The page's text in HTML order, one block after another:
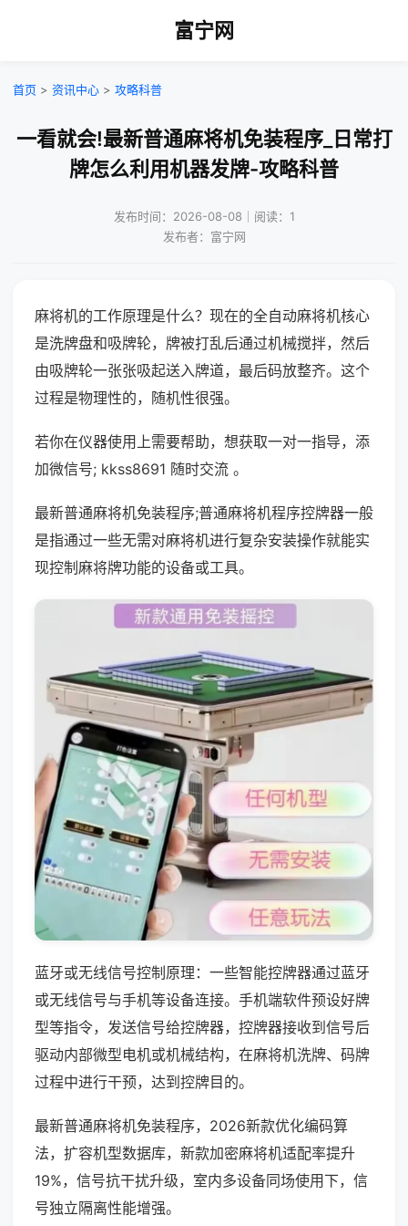
富宁网
首页 > 资讯中心 > 攻略科普
一看就会!最新普通麻将机免装程序_日常打
牌怎么利用机器发牌-攻略科普
发布时间：2026-08-08｜阅读：1
发布者：富宁网
麻将机的工作原理是什么？现在的全自动麻将机核心
是洗牌盘和吸牌轮，牌被打乱后通过机械搅拌，然后
由吸牌轮一张张吸起送入牌道，最后码放整齐。这个
过程是物理性的，随机性很强。
若你在仪器使用上需要帮助，想获取一对一指导，添
加微信号; kkss8691 随时交流 。
最新普通麻将机免装程序;普通麻将机程序控牌器一般
是指通过一些无需对麻将机进行复杂安装操作就能实
现控制麻将牌功能的设备或工具。
蓝牙或无线信号控制原理：一些智能控牌器通过蓝牙
或无线信号与手机等设备连接。手机端软件预设好牌
型等指令，发送信号给控牌器，控牌器接收到信号后
驱动内部微型电机或机械结构，在麻将机洗牌、码牌
过程中进行干预，达到控牌目的。
最新普通麻将机免装程序，2026新款优化编码算
法，扩容机型数据库，新款加密麻将机适配率提升
19%，信号抗干扰升级，室内多设备同场使用下，信
号独立隔离性能增强。